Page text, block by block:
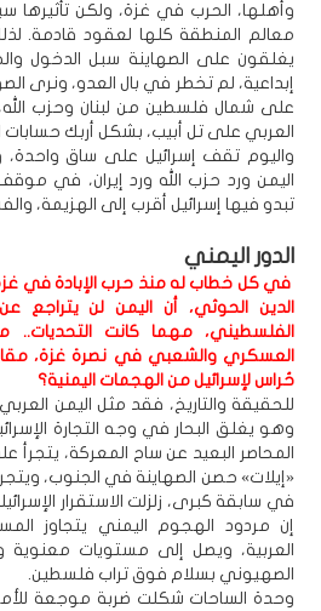
وأهلها، الحرب في غزة، ولكن
معالم المنطقة كلها لعقود قادمة.
يغلقون على الصهاينة سبل الدخول
إبداعية، لم تخطر في بال العدو، ونرى
على شمال فلسطين من لبنان وحزب
العربي على تل أبيب، بشكل أربك حسابات
واليوم تقف إسرائيل على ساق
اليمن ورد حزب الله ورد إيران، في
تبدو فيها إسرائيل أقرب إلى الهزيمة،
الدور اليمني
في كل خطاب له منذ حرب الإبادة في
الدين الحوثي، أن اليمن لن يتراجع
الفلسطيني، مهما كانت التحديات..
العسكري والشعبي في نصرة غزة،
حُراس لإسرائيل من الهجمات اليمنية؟
للحقيقة والتاريخ، فقد مثل اليمن
وهو يغلق البحار في وجه التجارة
المحاصر البعيد عن ساح المعركة،
«إيلات» حصن الصهاينة في الجنوب،
في سابقة كبرى، زلزلت الاستقرار
إن مردود الهجوم اليمني يتجاوز
العربية، ويصل إلى مستويات
الصهيوني بسلام فوق تراب فلسطين.
وحدة الساحات شكلت ضربة موجعة